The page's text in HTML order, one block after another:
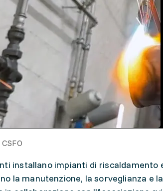
installano impianti di
la manutenzione, la sorveglianza e